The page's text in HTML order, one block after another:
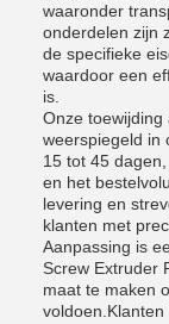
waaronder
onderdelen zijn
de specifieke
waardoor een
is.
Onze
weerspiegeld in
15 tot 45
en het
levering en
klanten met
Aanpassing is
Screw Extruder
maat te maken